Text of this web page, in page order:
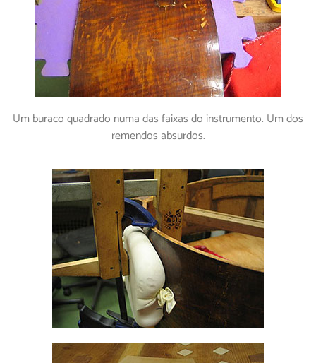
Um buraco quadrado numa das faixas do instrumento. Um dos
remendos absurdos.